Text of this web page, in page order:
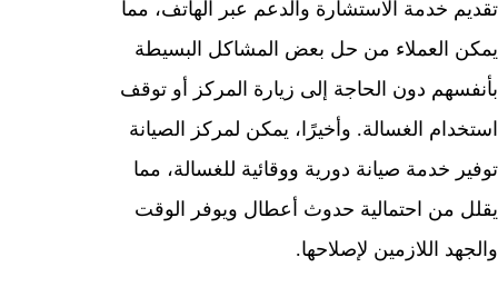
تقديم خدمة الاستشارة والدعم عبر الهاتف، مما
يمكن العملاء من حل بعض المشاكل البسيطة
بأنفسهم دون الحاجة إلى زيارة المركز أو توقف
استخدام الغسالة. وأخيرًا، يمكن لمركز الصيانة
توفير خدمة صيانة دورية ووقائية للغسالة، مما
يقلل من احتمالية حدوث أعطال ويوفر الوقت
والجهد اللازمين لإصلاحها.